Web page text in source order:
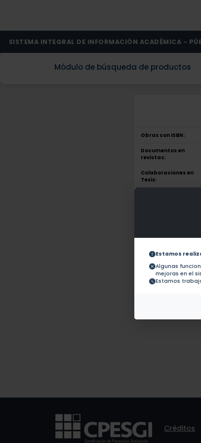
Estamos
Algunas
mejoras en el
Estamos
SISTEMA INTEGRAL DE INFORMACIÓN ACADÉMICA -
Módulo de búsqueda de productos
Obras con ISBN:
Documentos en
revistas:
Colaboraciones en
Tesis:
Colaboraciones en
Créditos